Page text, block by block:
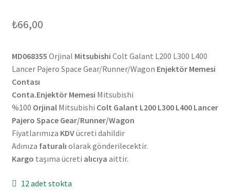
₺66,00
MD068355 Orjinal Mitsubishi Colt Galant L200 L300 L400
Lancer Pajero Space Gear/Runner/Wagon Enjektör Memesi
Contası
Conta.Enjektör Memesi Mitsubishi
%100 OrjinalMitsubishi Colt Galant L200 L300 L400 Lancer
Pajero Space Gear/Runner/Wagon
Fiyatlarımıza KDVücreti dahildir
Adınıza faturalı olarak gönderilecektir.
Kargo taşıma ücreti alıcıya aittir.
12 adet stokta